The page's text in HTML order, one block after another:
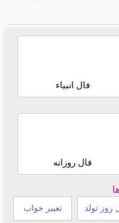
فال انبیاء
فال روزانه
روز تولد تعبیر خواب